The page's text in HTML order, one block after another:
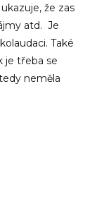
že zas
atd. Je
Také
je třeba se
neměla